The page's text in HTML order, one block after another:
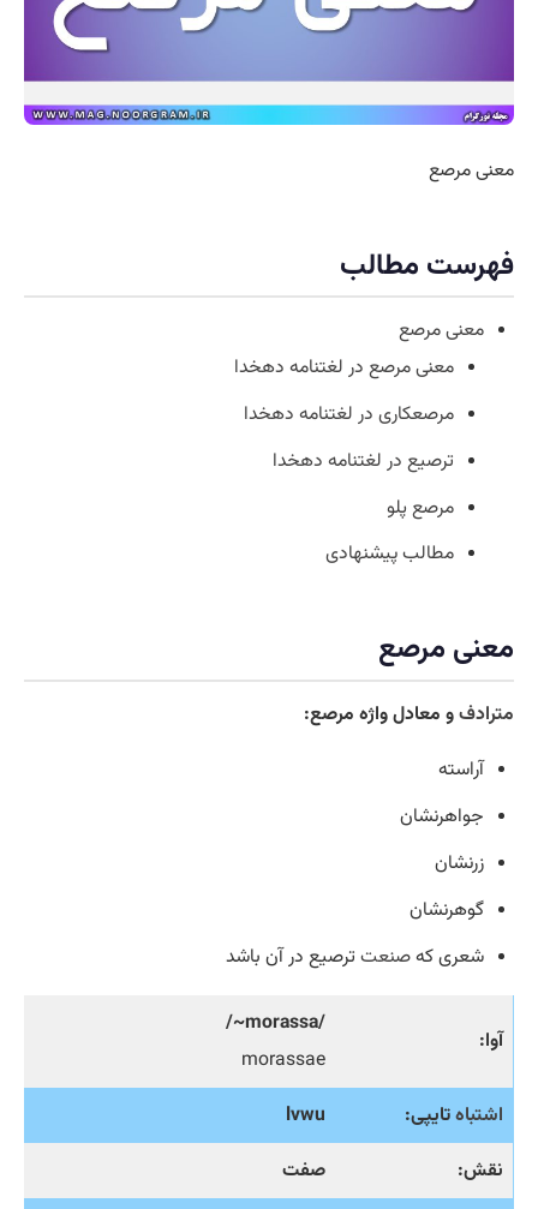
معنی مرصع
فهرست مطالب
معنی مرصع
معنی مرصع در لغتنامه دهخدا
مرصعکاری در لغتنامه دهخدا
ترصیع در لغتنامه دهخدا
مرصع پلو
مطالب پیشنهادی
معنی مرصع
مترادفو معادل واژه مرصع:
آراسته
جواهرنشان
زرنشان
گوهرنشان
شعری کهصنعت ترصیع در آن باشد
آوا:
/morassa~/
morassae
اشتباهتایپی:
lvwu
نقش:
صفت